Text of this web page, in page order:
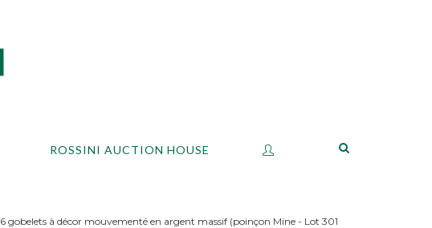
ROSSINI AUCTION HOUSE
6 gobelets à décor mouvementé en argent massif (poinçon Mine - Lot 301